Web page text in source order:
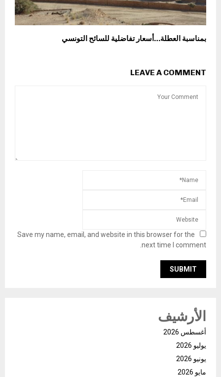
بمناسبة العطلة…أسعار تفاضلية للسائح التونسي
LEAVE A COMMENT
Save my name, email, and website in this browser for the
next time I comment.
الأرشيف
أغسطس 2026
يوليو 2026
يونيو 2026
مايو 2026